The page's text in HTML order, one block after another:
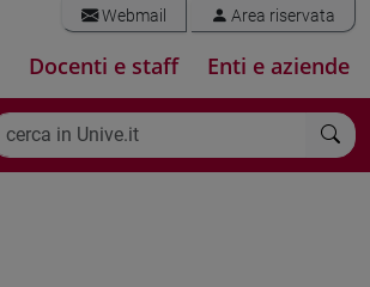
Webmail Area riservata
Docenti e staff Enti e aziende